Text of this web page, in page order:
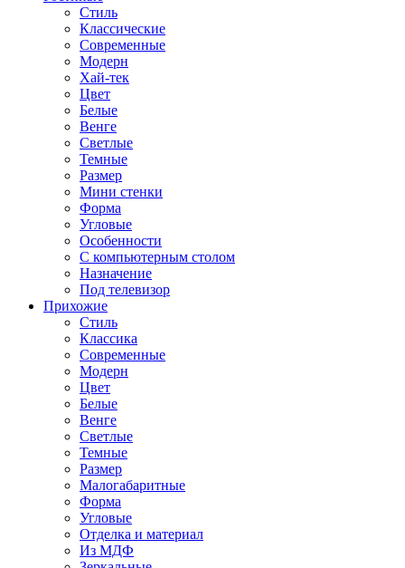
Стиль
Классические
Современные
Модерн
Хай-тек
Цвет
Белые
Венге
Светлые
Темные
Размер
Мини стенки
Форма
Угловые
Особенности
С компьютерным столом
Назначение
Под телевизор
Прихожие
Стиль
Классика
Современные
Модерн
Цвет
Белые
Венге
Светлые
Темные
Размер
Малогабаритные
Форма
Угловые
Отделка и материал
Из МДФ